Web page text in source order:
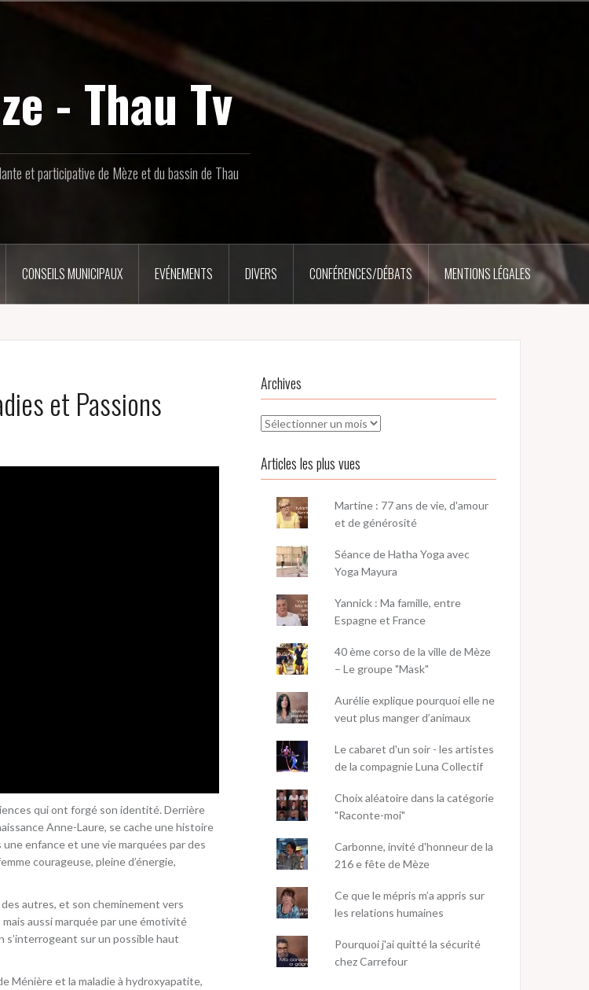
- Thau Tv
et participative de Mèze et du bassin de Thau
CONSEILS MUNICIPAUX EVÉNEMENTS DIVERS CONFÉRENCES/DÉBATS MENTIONS LÉGALES
et Passions
qui ont forgé son identité. Derrière
Anne-Laure, se cache une histoire
enfance et une vie marquées par des
courageuse, pleine d’énergie,
autres, et son cheminement vers
aussi marquée par une émotivité
sur un possible haut
Ménière et la maladie à hydroxyapatite,
Archives
Archives
Articles les plus vues
Martine : 77 ans de vie, d'amour
et de générosité
Séance de Hatha Yoga avec
Yoga Mayura
Yannick : Ma famille, entre
Espagne et France
40 ème corso de la ville de Mèze
– Le groupe "Mask"
Aurélie explique pourquoi elle ne
veut plus manger d’animaux
Le cabaret d'un soir - les artistes
de la compagnie Luna Collectif
Choix aléatoire dans la catégorie
"Raconte-moi"
Carbonne, invité d'honneur de la
216 e fête de Mèze
Ce que le mépris m’a appris sur
les relations humaines
Pourquoi j'ai quitté la sécurité
chez Carrefour